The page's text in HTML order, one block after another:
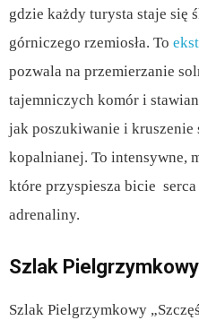
gdzie każdy turysta staje się
górniczego rzemiosła. To
pozwala na przemierzanie
tajemniczych komór i
jak poszukiwanie i
kopalnianej. To intensywne,
które przyspiesza bicie
adrenaliny.
Szlak
Szlak Pielgrzymkowy